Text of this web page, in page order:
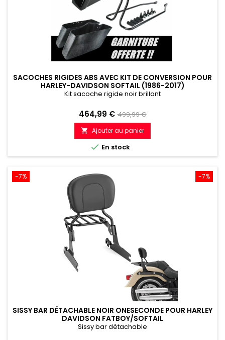
SACOCHES RIGIDES ABS AVEC KIT DE CONVERSION POUR
HARLEY-DAVIDSON SOFTAIL (1986-2017)
Kit sacoche rigide noir brillant
Prix
464,99 € Prix
de
référence
499,99 €
 Ajouter au panier
 En stock
-7%
-7%
SISSY BAR DÉTACHABLE NOIR ONESECONDE POUR HARLEY
DAVIDSON FATBOY/SOFTAIL
Sissy bar détachable